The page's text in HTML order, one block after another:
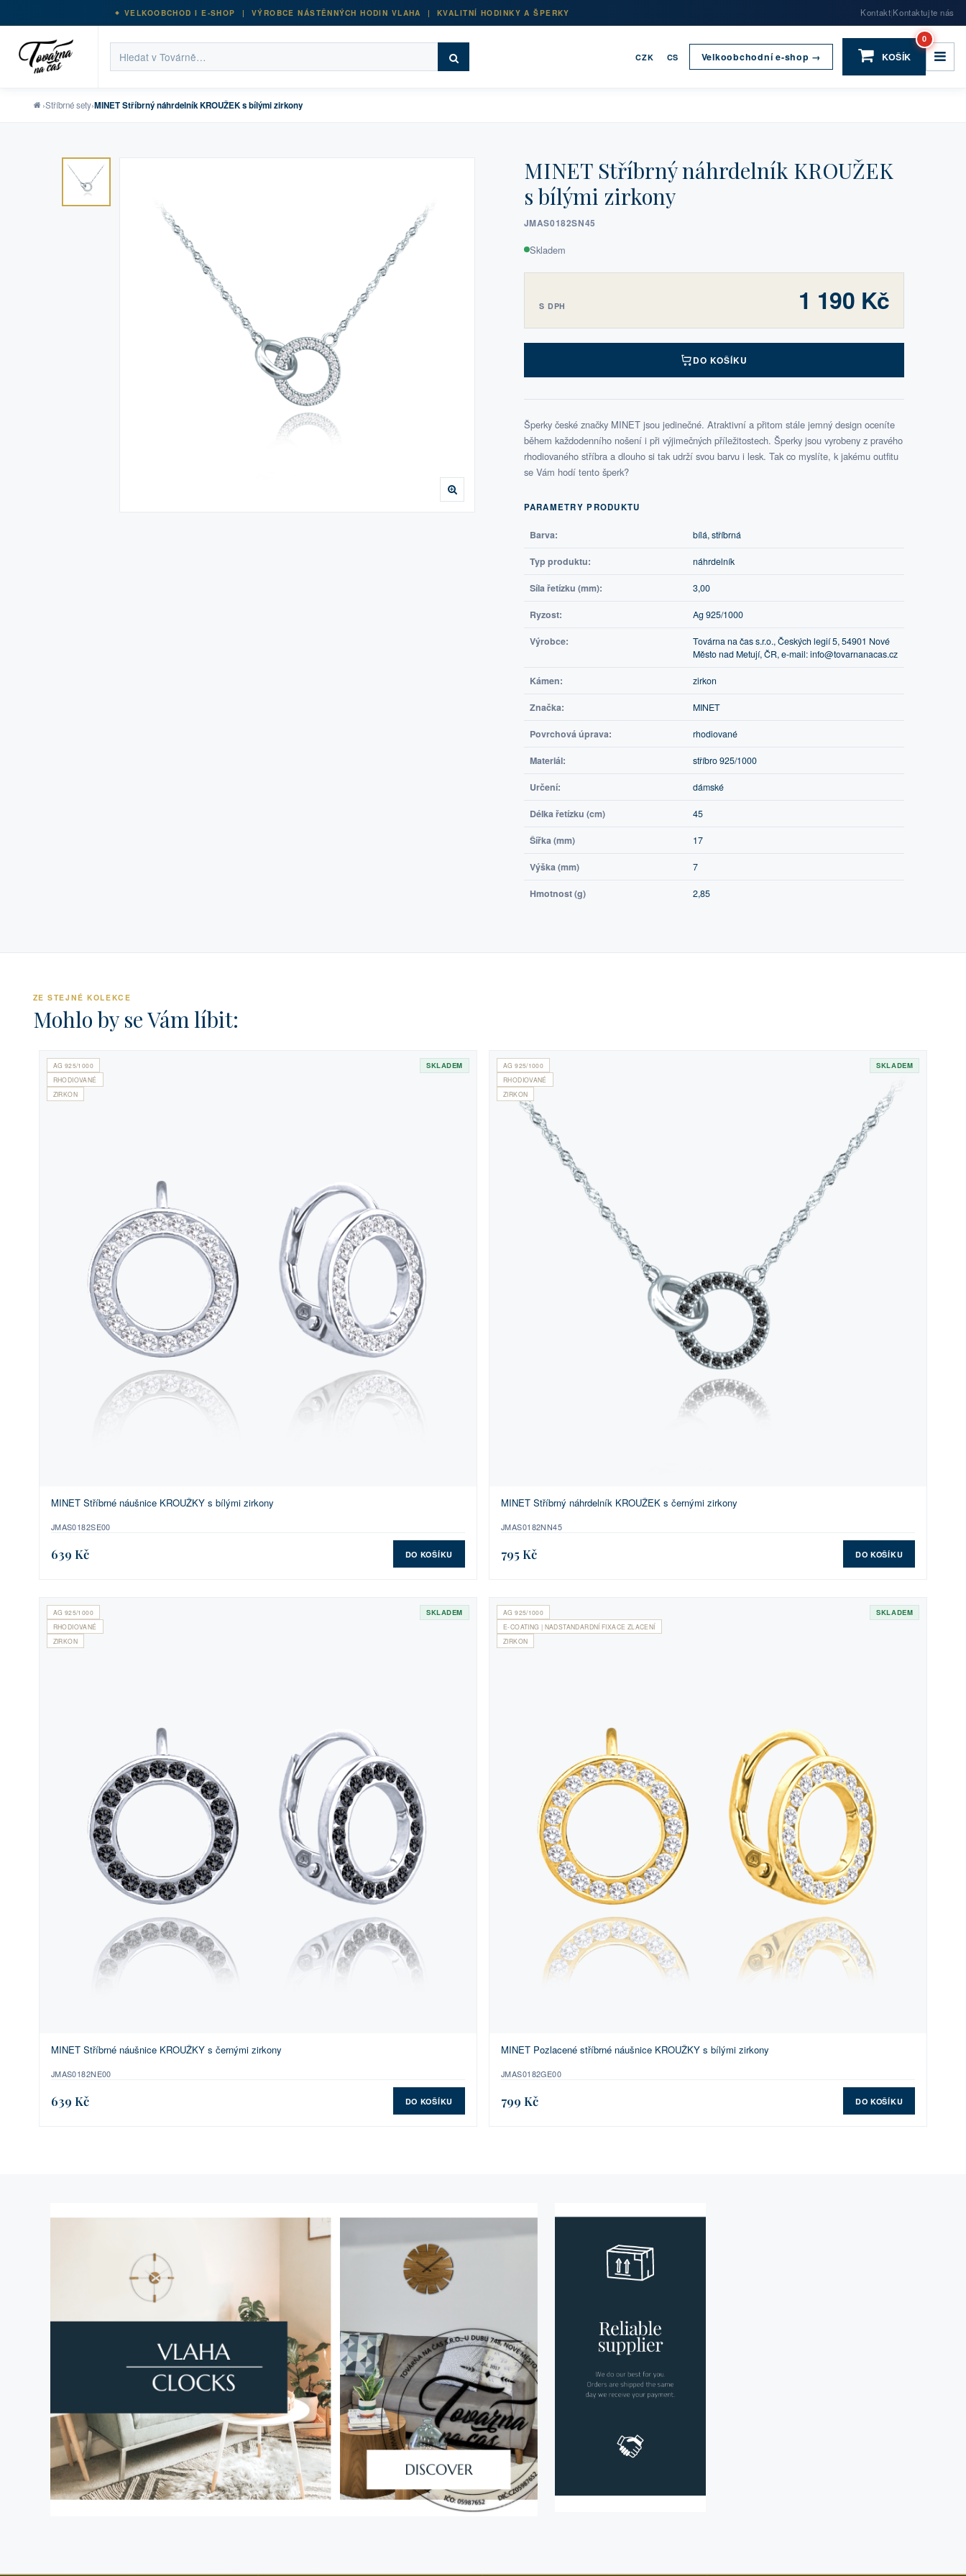
VELKOOBCHOD I E-SHOP | VÝROBCE NÁSTĚNNÝCH HODIN VLAHA | KVALITNÍ HODINKY A ŠPERKY Kontakt|Kontaktujte nás
CZK CS Velkoobchodní e-shop → KOŠÍK
0
›Stříbrné sety›MINET Stříbrný náhrdelník KROUŽEK s bílými zirkony
MINET Stříbrný náhrdelník KROUŽEK
s bílými zirkony
JMAS0182SN45
Skladem
S DPH 1 190 Kč
DO KOŠÍKU
Šperky české značky MINET jsou jedinečné. Atraktivní a přitom stále jemný design oceníte
během každodenního nošení i při výjimečných příležitostech. Šperky jsou vyrobeny z pravého
rhodiovaného stříbra a dlouho si tak udrží svou barvu i lesk. Tak co myslíte, k jakému outfitu
se Vám hodí tento šperk?
PARAMETRY PRODUKTU
Barva: bílá, stříbrná
Typ produktu: náhrdelník
Síla řetízku (mm): 3,00
Ryzost: Ag 925/1000
Výrobce:
Továrna na čas s.r.o., Českých legií 5, 54901 Nové
Město nad Metují, ČR, e-mail: info@tovarnanacas.cz
Kámen: zirkon
Značka: MINET
Povrchová úprava: rhodiované
Materiál: stříbro 925/1000
Určení: dámské
Délka řetízku (cm) 45
Šířka (mm) 17
Výška (mm) 7
Hmotnost (g) 2,85
ZE STEJNÉ KOLEKCE
Mohlo by se Vám líbit:
AG 925/1000
RHODIOVANÉ
ZIRKON
SKLADEM
MINET Stříbrné náušnice KROUŽKY s bílými zirkony
JMAS0182SE00
639 Kč DO KOŠÍKU
AG 925/1000
RHODIOVANÉ
ZIRKON
SKLADEM
MINET Stříbrný náhrdelník KROUŽEK s černými zirkony
JMAS0182NN45
795 Kč DO KOŠÍKU
AG 925/1000
RHODIOVANÉ
ZIRKON
SKLADEM
MINET Stříbrné náušnice KROUŽKY s černými zirkony
JMAS0182NE00
639 Kč DO KOŠÍKU
AG 925/1000
E-COATING | NADSTANDARDNÍ FIXACE ZLACENÍ
ZIRKON
SKLADEM
MINET Pozlacené stříbrné náušnice KROUŽKY s bílými zirkony
JMAS0182GE00
799 Kč DO KOŠÍKU